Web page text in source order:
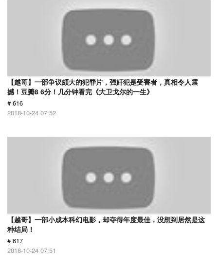
【越哥】一部争议颇大的犯罪片，强奸犯是受害者，真相令人震
撼！豆瓣8 6分！几分钟看完《大卫戈尔的一生》
# 616
2018-10-24 07:52
【越哥】一部小成本科幻电影，却夺得年度最佳，没想到居然是这
种结局！
# 617
2018-10-24 07:51